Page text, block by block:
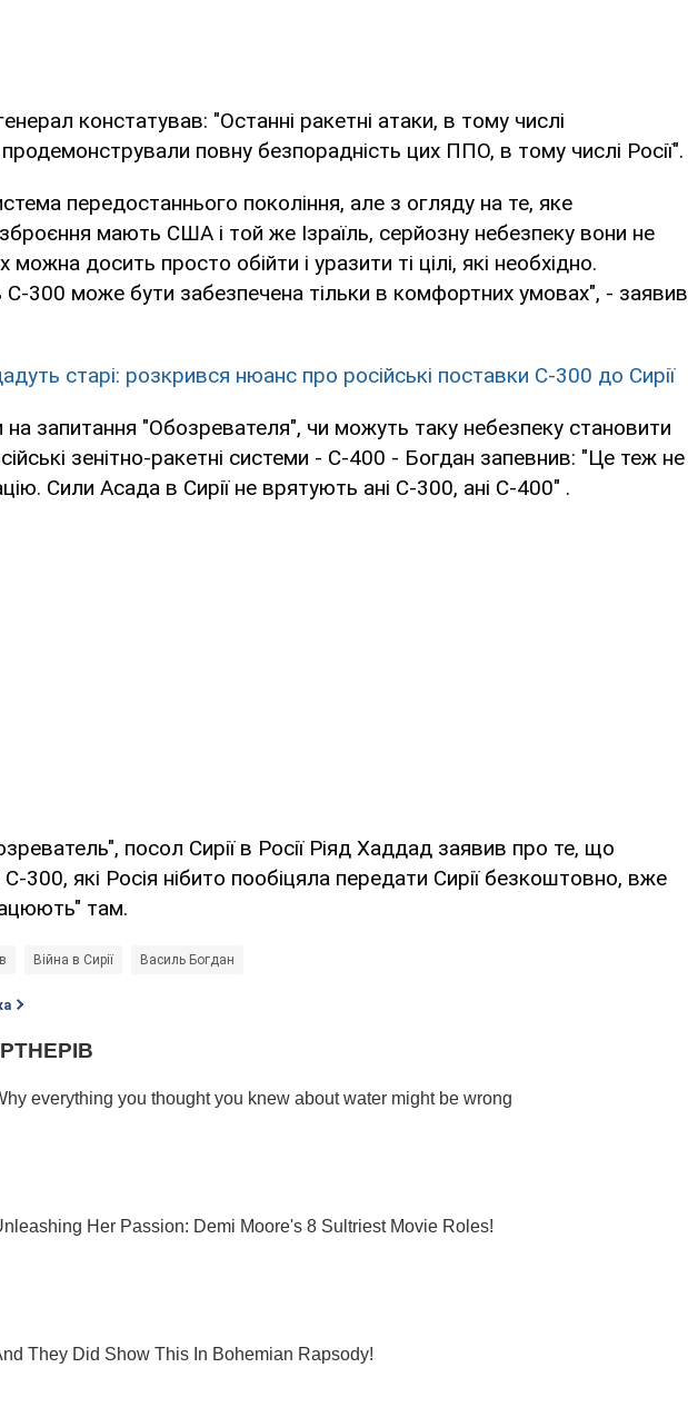
констатував: "Останні ракетні атаки, в тому числі
повну безпорадність цих ППО, в тому числі Росії".
передостаннього покоління, але з огляду на те, яке
мають США і той же Ізраїль, серйозну небезпеку вони не
можна досить просто обійти і уразити ті цілі, які необхідно.
С-300 може бути забезпечена тільки в комфортних умовах", - заявив
старі: розкрився нюанс про російські поставки С-300 до Сирії
на запитання "Обозревателя", чи можуть таку небезпеку становити
зенітно-ракетні системи - С-400 - Богдан запевнив: "Це теж не
Сили Асада в Сирії не врятують ані С-300, ані С-400" .
посол Сирії в Росії Ріяд Хаддад заявив про те, що
300, які Росія нібито пообіцяла передати Сирії безкоштовно, вже
там.
Війна в Сирії Василь Богдан